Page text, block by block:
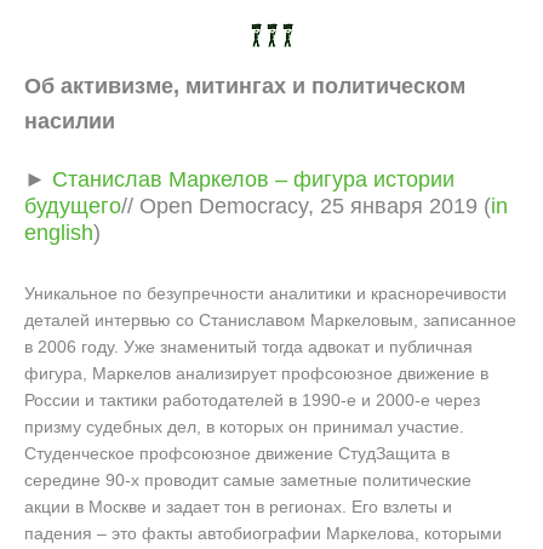
Об активизме, митингах и политическом
насилии
► Станислав Маркелов – фигура истории
будущего// Open Democracy, 25 января 2019 (in
english)
Уникальное по безупречности аналитики и красноречивости
деталей интервью со Станиславом Маркеловым, записанное
в 2006 году. Уже знаменитый тогда адвокат и публичная
фигура, Маркелов анализирует профсоюзное движение в
России и тактики работодателей в 1990-е и 2000-е через
призму судебных дел, в которых он принимал участие.
Студенческое профсоюзное движение СтудЗащита в
середине 90-х проводит самые заметные политические
акции в Москве и задает тон в регионах. Его взлеты и
падения – это факты автобиографии Маркелова, которыми